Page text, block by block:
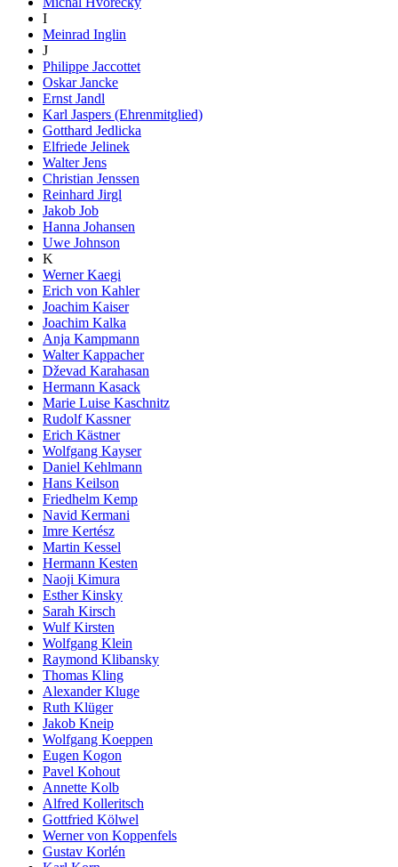
I
Meinrad Inglin
J
Philippe Jaccottet
Oskar Jancke
Ernst Jandl
Karl Jaspers (Ehrenmitglied)
Gotthard Jedlicka
Elfriede Jelinek
Walter Jens
Christian Jenssen
Reinhard Jirgl
Jakob Job
Hanna Johansen
Uwe Johnson
K
Werner Kaegi
Erich von Kahler
Joachim Kaiser
Joachim Kalka
Anja Kampmann
Walter Kappacher
Dževad Karahasan
Hermann Kasack
Marie Luise Kaschnitz
Rudolf Kassner
Erich Kästner
Wolfgang Kayser
Daniel Kehlmann
Hans Keilson
Friedhelm Kemp
Navid Kermani
Imre Kertész
Martin Kessel
Hermann Kesten
Naoji Kimura
Esther Kinsky
Sarah Kirsch
Wulf Kirsten
Wolfgang Klein
Raymond Klibansky
Thomas Kling
Alexander Kluge
Ruth Klüger
Jakob Kneip
Wolfgang Koeppen
Eugen Kogon
Pavel Kohout
Annette Kolb
Alfred Kolleritsch
Gottfried Kölwel
Werner von Koppenfels
Gustav Korlén